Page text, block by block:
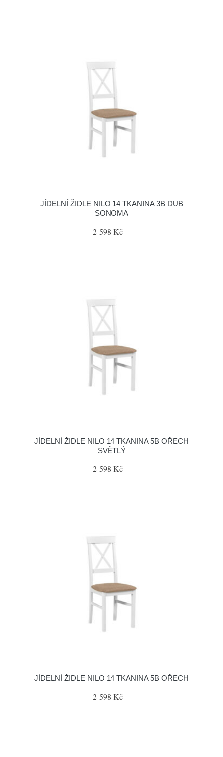
JÍDELNÍ ŽIDLE NILO 14 TKANINA 3B DUB
SONOMA
2 598 Kč
JÍDELNÍ ŽIDLE NILO 14 TKANINA 5B OŘECH
SVĚTLÝ
2 598 Kč
JÍDELNÍ ŽIDLE NILO 14 TKANINA 5B OŘECH
2 598 Kč